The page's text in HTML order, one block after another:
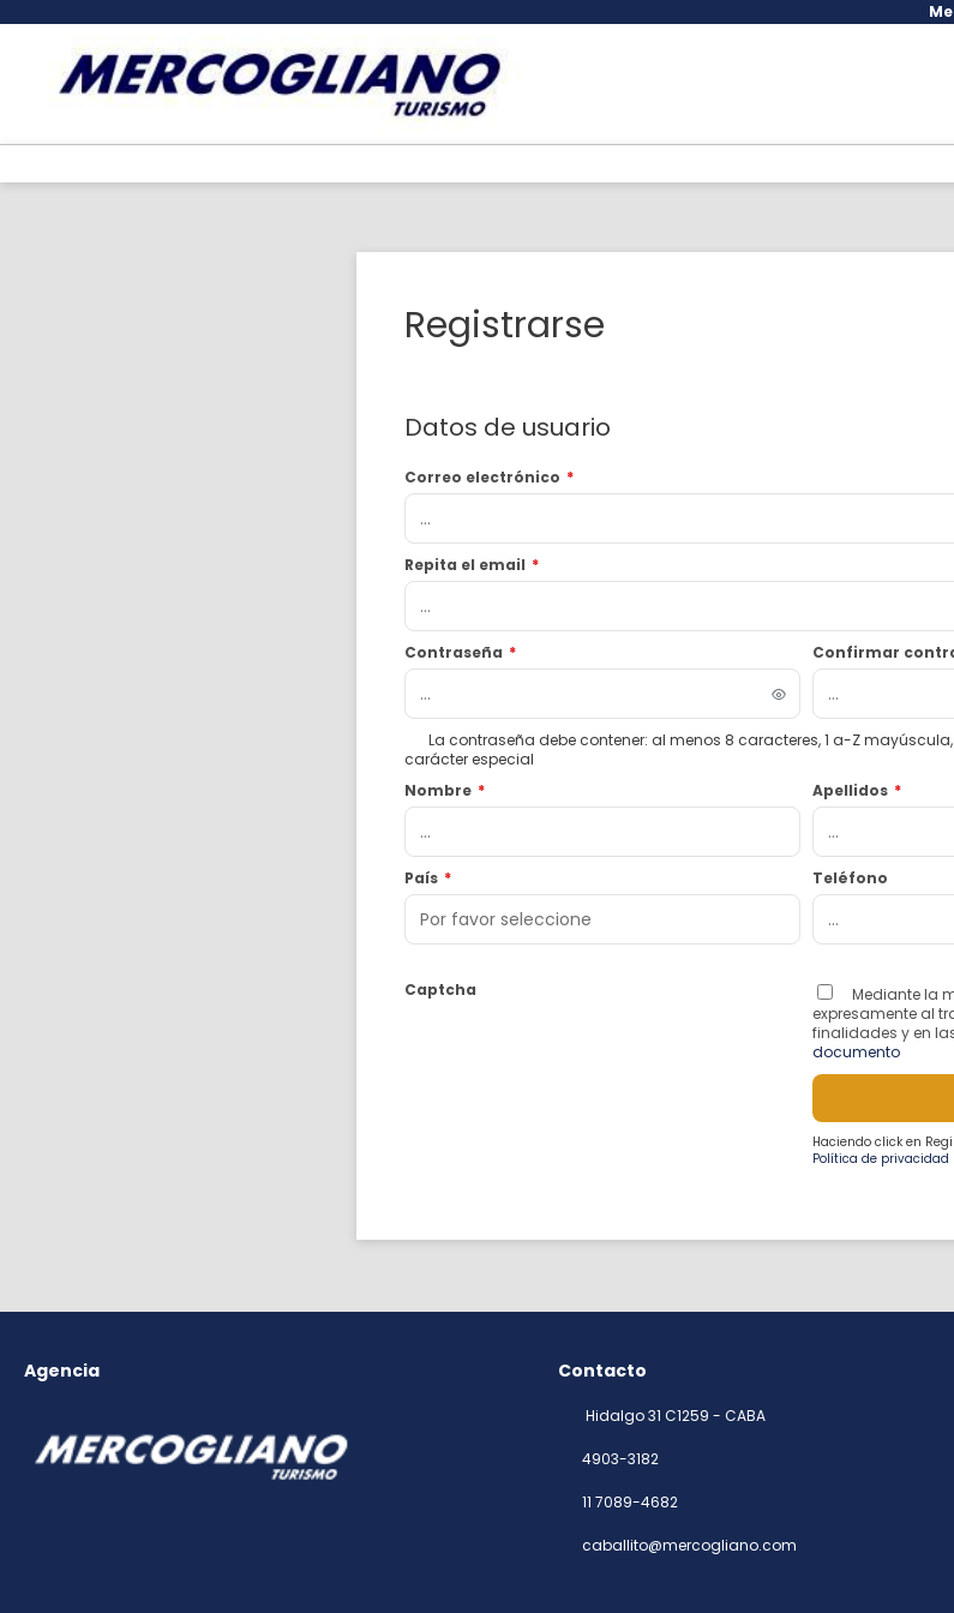
Registrarse
Datos de usuario
Correo electrónico *
Repita el email *
Contraseña * Confirmar
La contraseña debe contener: al menos 8 caracteres, 1 a-Z mayúscula,
carácter especial
Nombre * Apellidos *
País * Teléfono
Captcha
Mediante la
expresamente al
finalidades y en
documento
Haciendo click en
Política de privacidad
Agencia Contacto
Hidalgo 31 C1259 - CABA
4903-3182
11 7089-4682
caballito@mercogliano.com